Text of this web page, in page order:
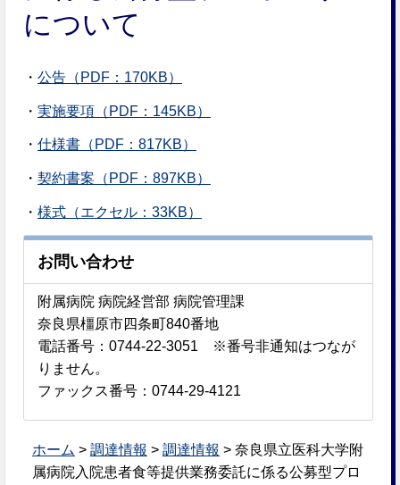
について
・ 公告（PDF：170KB）
・ 実施要項（PDF：145KB）
・ 仕様書（PDF：817KB）
・ 契約書案（PDF：897KB）
・ 様式（エクセル：33KB）
お問い合わせ
附属病院 病院経営部 病院管理課
奈良県橿原市四条町840番地
電話番号：0744-22-3051 ※番号非通知はつなが
りません。
ファックス番号：0744-29-4121
ホーム > 調達情報 > 調達情報 > 奈良県立医科大学附
属病院入院患者食等提供業務委託に係る公募型プロ